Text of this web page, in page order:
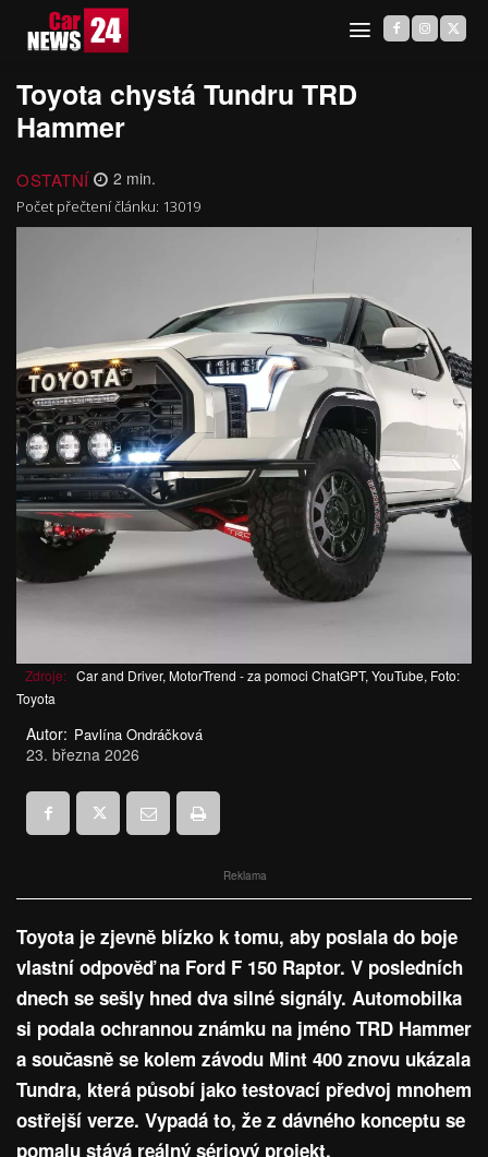
Toyota chystá Tundru TRD
Hammer
OSTATNÍ 2 min.
Počet přečtení článku: 13019
Zdroje: Car and Driver, MotorTrend - za pomoci ChatGPT, YouTube, Foto:
Toyota
Autor: Pavlína Ondráčková
23. března 2026
Reklama
Toyota je zjevně blízko k tomu, aby poslala do boje
vlastní odpověď na Ford F 150 Raptor. V posledních
dnech se sešly hned dva silné signály. Automobilka
si podala ochrannou známku na jméno TRD Hammer
a současně se kolem závodu Mint 400 znovu ukázala
Tundra, která působí jako testovací předvoj mnohem
ostřejší verze. Vypadá to, že z dávného konceptu se
pomalu stává reálný sériový projekt.